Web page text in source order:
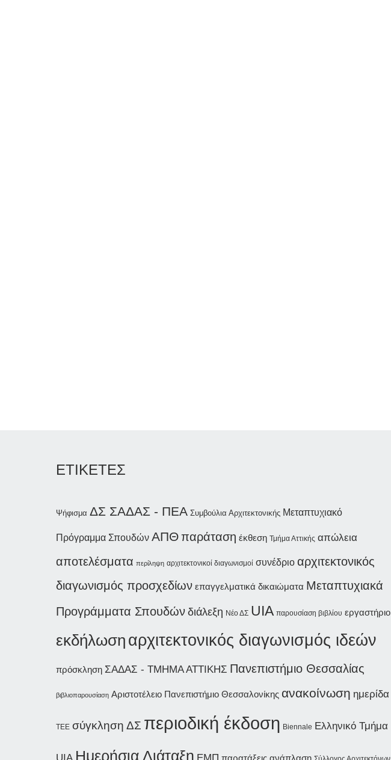
ΕΤΙΚΕΤΕΣ
Ψήφισμα ΔΣ ΣΑΔΑΣ - ΠΕΑ Συμβούλια Αρχιτεκτονικής Μεταπτυχιακό
Πρόγραμμα Σπουδών ΑΠΘπαράταση έκθεση Τμήμα Αττικής απώλεια
αποτελέσματα περίληψη αρχιτεκτονικοί διαγωνισμοί συνέδριο αρχιτεκτονικός
διαγωνισμός προσχεδίων επαγγελματικά δικαιώματα Μεταπτυχιακά
Προγράμματα Σπουδών διάλεξη Νέο ΔΣ UIA παρουσίαση βιβλίου εργαστήριο
εκδήλωση αρχιτεκτονικός διαγωνισμός ιδεών
πρόσκληση ΣΑΔΑΣ - ΤΜΗΜΑ ΑΤΤΙΚΗΣ Πανεπιστήμιο Θεσσαλίας
βιβλιοπαρουσίαση Αριστοτέλειο Πανεπιστήμιο Θεσσαλονίκης ανακοίνωση ημερίδα
ΤΕΕ σύγκληση ΔΣ περιοδική έκδοση Biennale Ελληνικό Τμήμα
Ημερήσια Διάταξη